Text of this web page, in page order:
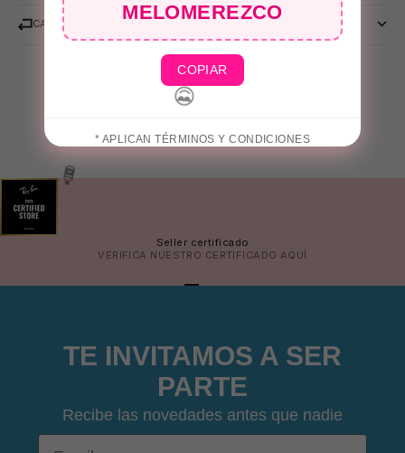
CAMBIOS Y DEVOLUCIONES
MELOMEREZCO
COPIAR
* APLICAN TÉRMINOS Y CONDICIONES
Seller certificado
VERIFICA NUESTRO CERTIFICADO AQUÍ
IR AL ARTÍCULO 1
TE INVITAMOS A SER
PARTE
Recibe las novedades antes que nadie
Email
😎